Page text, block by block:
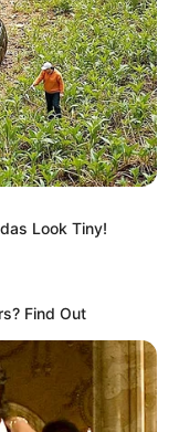
Look Tiny!
Find Out